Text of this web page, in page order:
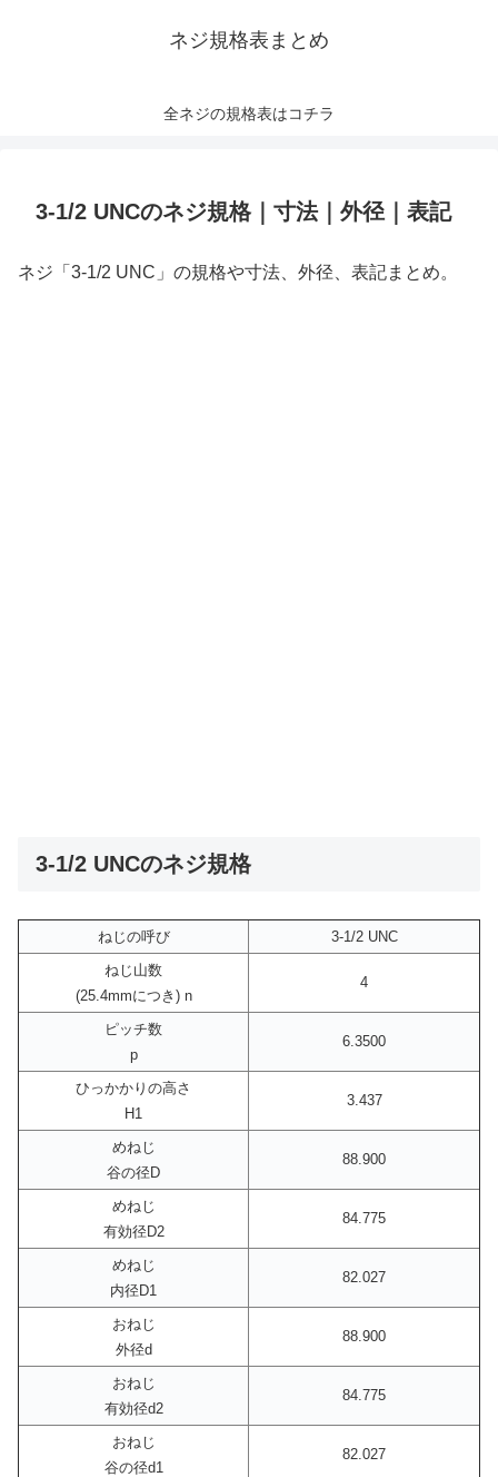
ネジ規格表まとめ
全ネジの規格表はコチラ
3-1/2 UNCのネジ規格｜寸法｜外径｜表記
ネジ「3-1/2 UNC」の規格や寸法、外径、表記まとめ。
3-1/2 UNCのネジ規格
ねじの呼び
3-1/2 UNC
ねじ山数
(25.4mmにつき) n
4
ピッチ数
p
6.3500
ひっかかりの高さ
H1
3.437
めねじ
谷の径D
88.900
めねじ
有効径D2
84.775
めねじ
内径D1
82.027
おねじ
外径d
88.900
おねじ
有効径d2
84.775
おねじ
谷の径d1
82.027